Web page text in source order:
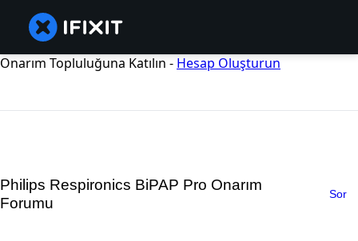
Onarım Topluluğuna Katılın - Hesap Oluşturun
Philips Respironics BiPAP Pro Onarım
Forumu
Sor